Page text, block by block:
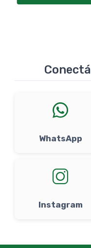
WhatsApp
Instagram